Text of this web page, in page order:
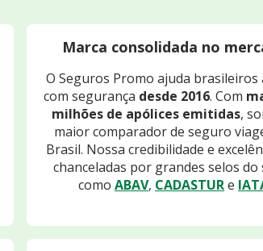
Marca consolidada no
O Seguros Promo ajuda brasileiros
com segurança desde 2016. Com
milhões de apólices emitidas,
maior comparador de seguro
Brasil. Nossa credibilidade e
chanceladas por grandes selos do
como ABAV, CADASTURe